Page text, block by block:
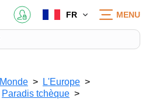
FR MENU
Monde
L'Europe
Paradis tchèque